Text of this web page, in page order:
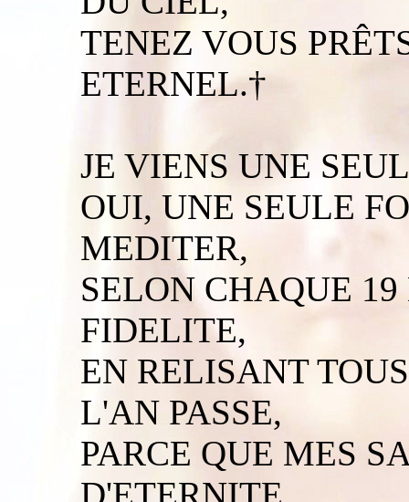
TENEZ VOUS
ETERNEL.†
JE VIENS UNE
OUI, UNE SEULE
MEDITER,
SELON CHAQUE
FIDELITE,
EN RELISANT
L'AN PASSE,
PARCE QUE MES